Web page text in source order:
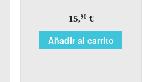
15,90€
Añadir al carrito